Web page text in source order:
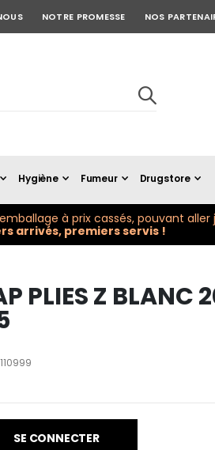
NOTRE PROMESSE NOS
Hygiène Fumeur Drugstore
à prix cassés, pouvant aller
arrivés, premiers servis !
PLIES Z BLANC
SE CONNECTER